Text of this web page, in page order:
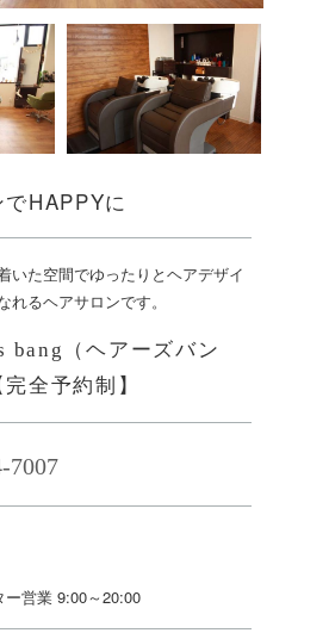
HAPPYに
いた空間でゆったりとヘアデザイ
れるヘアサロンです。
bang（ヘアーズバン
予約制】
7007
営業 9:00～20:00